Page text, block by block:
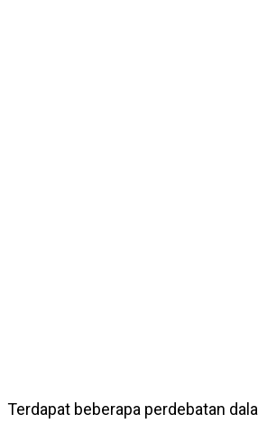
Terdapat beberapa perdebatan